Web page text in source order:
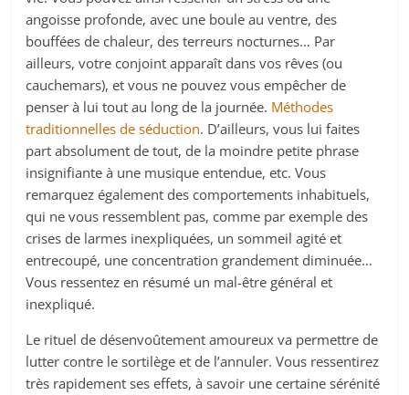
angoisse profonde, avec une boule au ventre, des
bouffées de chaleur, des terreurs nocturnes… Par
ailleurs, votre conjoint apparaît dans vos rêves (ou
cauchemars), et vous ne pouvez vous empêcher de
penser à lui tout au long de la journée. Méthodes
traditionnelles de séduction. D’ailleurs, vous lui faites
part absolument de tout, de la moindre petite phrase
insignifiante à une musique entendue, etc. Vous
remarquez également des comportements inhabituels,
qui ne vous ressemblent pas, comme par exemple des
crises de larmes inexpliquées, un sommeil agité et
entrecoupé, une concentration grandement diminuée…
Vous ressentez en résumé un mal-être général et
inexpliqué.
Le rituel de désenvoûtement amoureux va permettre de
lutter contre le sortilège et de l’annuler. Vous ressentirez
très rapidement ses effets, à savoir une certaine sérénité